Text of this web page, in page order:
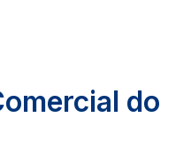
do